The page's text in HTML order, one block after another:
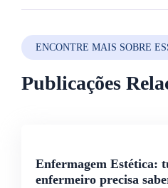
ENCONTRE MAIS SOBRE
Publicações
Enfermagem Estética:
enfermeiro precisa